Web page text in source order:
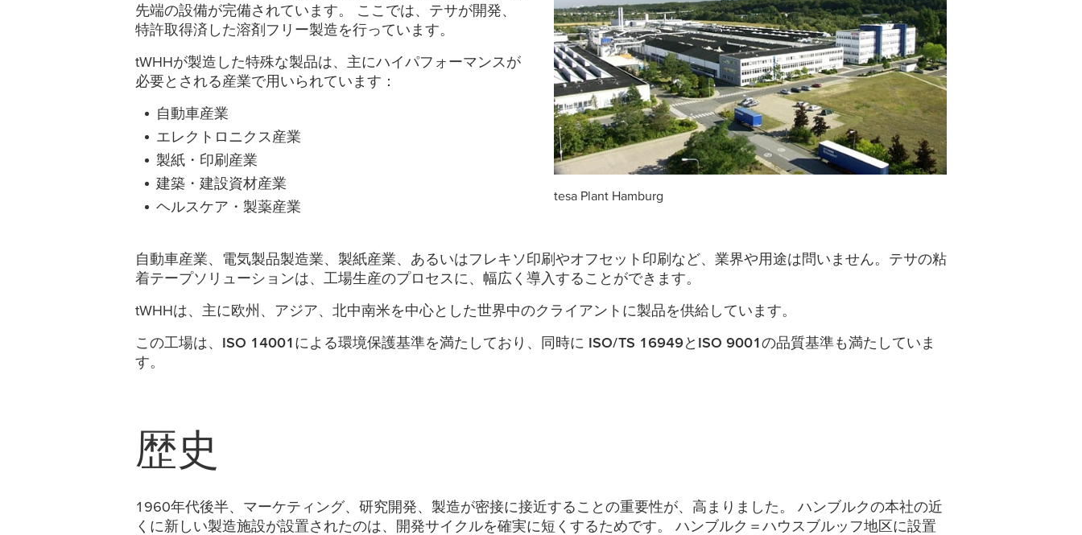
tesa Plant Hamburg
先端の設備が完備されています。 ここでは、テサが開発、
特許取得済した溶剤フリー製造を行っています。
tWHHが製造した特殊な製品は、主にハイパフォーマンスが
必要とされる産業で用いられています：
自動車産業
エレクトロニクス産業
製紙・印刷産業
建築・建設資材産業
ヘルスケア・製薬産業
自動車産業、電気製品製造業、製紙産業、あるいはフレキソ印刷やオフセット印刷など、業界や用途は問いません。テサの粘
着テープソリューションは、工場生産のプロセスに、幅広く導入することができます。
tWHHは、主に欧州、アジア、北中南米を中心とした世界中のクライアントに製品を供給しています。
この工場は、 ISO 14001による環境保護基準を満たしており、同時に ISO/TS 16949と ISO 9001の品質基準も満たしていま
す。
歴史
1960年代後半、マーケティング、研究開発、製造が密接に接近することの重要性が、高まりました。 ハンブルクの本社の近
くに新しい製造施設が設置されたのは、開発サイクルを確実に短くするためです。 ハンブルク＝ハウスブルッフ地区に設置